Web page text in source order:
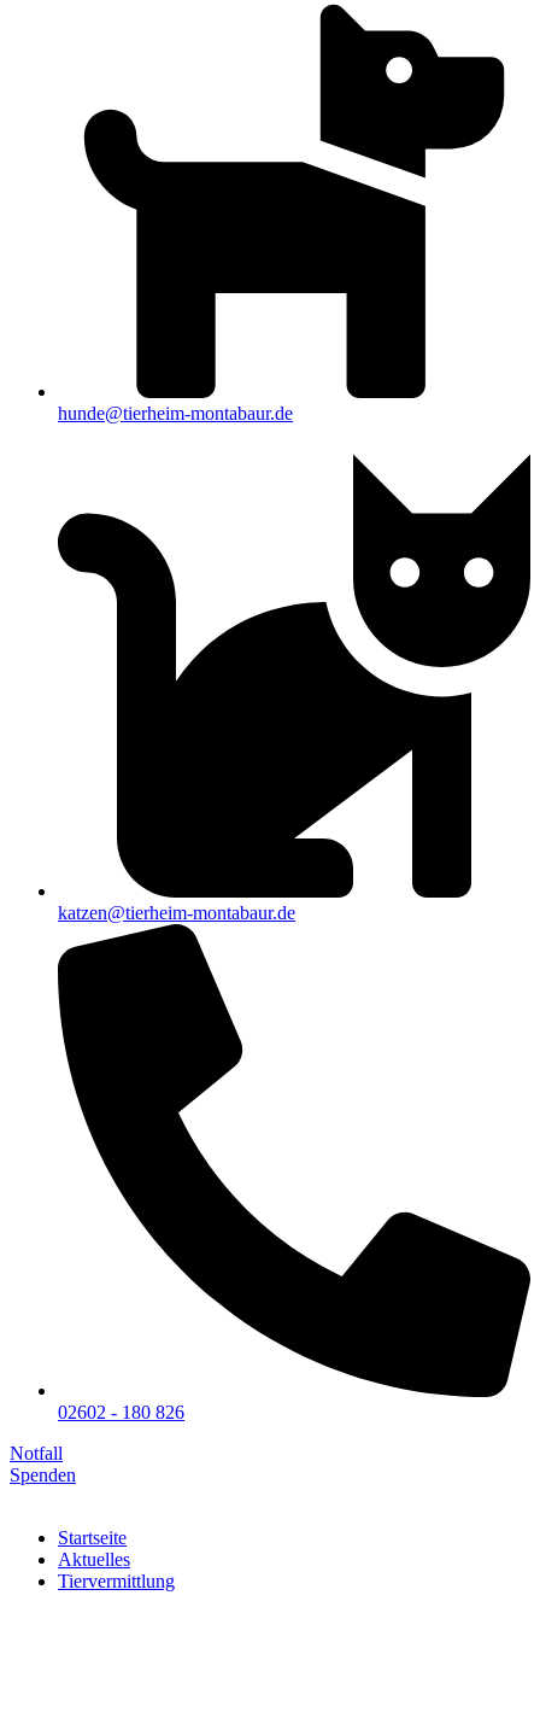
hunde@tierheim-montabaur.de
katzen@tierheim-montabaur.de
02602 - 180 826
Notfall
Spenden
Startseite
Aktuelles
Tiervermittlung